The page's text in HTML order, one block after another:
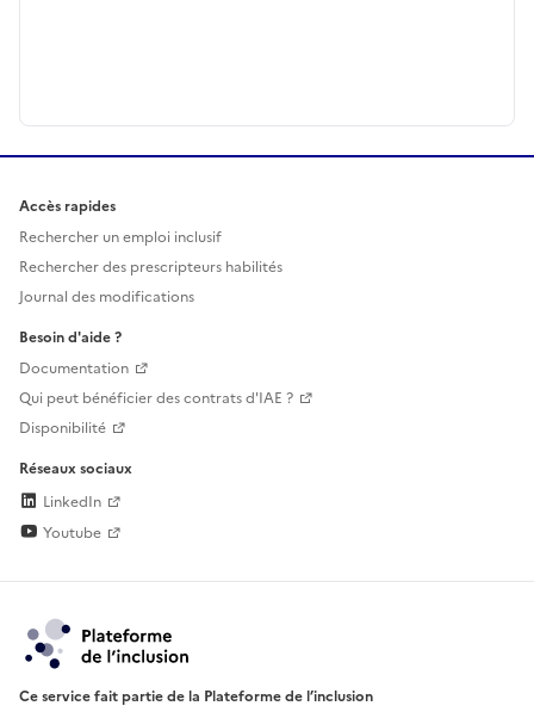
Accès rapides
Rechercher un emploi inclusif
Rechercher des prescripteurs habilités
Journal des modifications
Besoin d'aide ?
Documentation
Qui peut bénéficier des contrats d'IAE ?
Disponibilité
Réseaux sociaux
LinkedIn
Youtube
Ce service fait partie de la Plateforme de l’inclusion